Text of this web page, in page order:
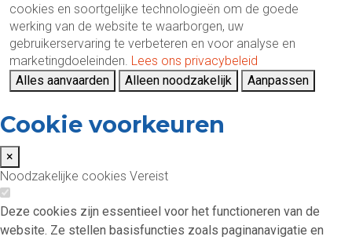
cookies en soortgelijke technologieën om de goede
werking van de website te waarborgen, uw
gebruikerservaring te verbeteren en voor analyse en
marketingdoeleinden. Lees ons privacybeleid
Alles aanvaarden
Alleen noodzakelijk Aanpassen
Cookie voorkeuren
×
Noodzakelijke cookies Vereist
Deze cookies zijn essentieel voor het functioneren van de
website. Ze stellen basisfuncties zoals paginanavigatie en